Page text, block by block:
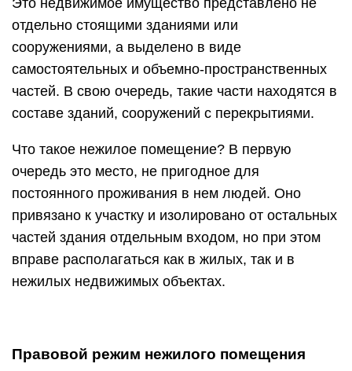
Это недвижимое имущество представлено не
отдельно стоящими зданиями или
сооружениями, а выделено в виде
самостоятельных и объемно-пространственных
частей. В свою очередь, такие части находятся в
составе зданий, сооружений с перекрытиями.
Что такое нежилое помещение? В первую
очередь это место, не пригодное для
постоянного проживания в нем людей. Оно
привязано к участку и изолировано от остальных
частей здания отдельным входом, но при этом
вправе располагаться как в жилых, так и в
нежилых недвижимых объектах.
Правовой режим нежилого помещения